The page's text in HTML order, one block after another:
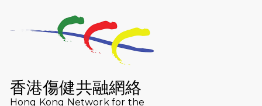
2025-09-08 渣打香港馬拉松2026 慈善計劃
Lockton Fearless Dragon Trail
Run 2025
2025-08-07 諾德 x 猛龍慈善共融音樂夜2025
香港傷健共融網絡
Hong Kong Network for the